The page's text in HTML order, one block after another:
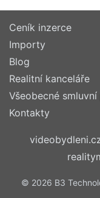
Ceník inzerce
Importy
Blog
Realitní kanceláře
Všeobecné
Kontakty
© 2026 B3